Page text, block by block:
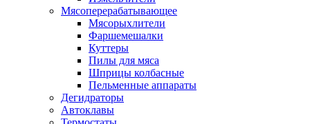
Мясоперерабатывающее
Мясорыхлители
Фаршемешалки
Куттеры
Пилы для мяса
Шприцы колбасные
Пельменные аппараты
Дегидраторы
Автоклавы